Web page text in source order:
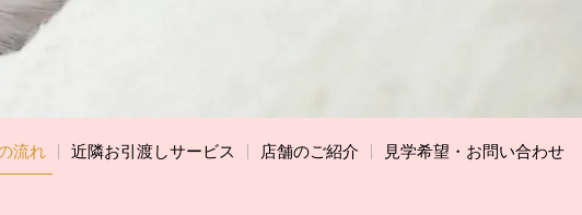
流れ 近隣お引渡しサービス 店舗のご紹介 見学希望・お問い合わせ